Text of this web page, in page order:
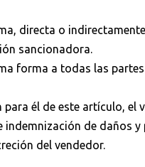
directa o
sancionadora.
forma a todas las
él de este artículo, el
de daños
del vendedor.